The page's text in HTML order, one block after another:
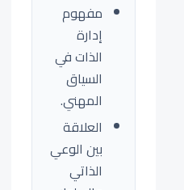
مفهوم
إدارة
الذات في
السياق
المهني.
العلاقة
بين الوعي
الذاتي